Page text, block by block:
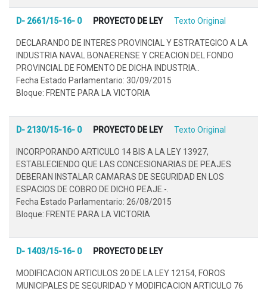
D- 2661/15-16- 0 PROYECTO DE LEY Texto Original
DECLARANDO DE INTERES PROVINCIAL Y ESTRATEGICO A LA
INDUSTRIA NAVAL BONAERENSE Y CREACION DEL FONDO
PROVINCIAL DE FOMENTO DE DICHA INDUSTRIA..
Fecha Estado Parlamentario: 30/09/2015
Bloque: FRENTE PARA LA VICTORIA
D- 2130/15-16- 0 PROYECTO DE LEY Texto Original
INCORPORANDO ARTICULO 14 BIS A LA LEY 13927,
ESTABLECIENDO QUE LAS CONCESIONARIAS DE PEAJES
DEBERAN INSTALAR CAMARAS DE SEGURIDAD EN LOS
ESPACIOS DE COBRO DE DICHO PEAJE.-.
Fecha Estado Parlamentario: 26/08/2015
Bloque: FRENTE PARA LA VICTORIA
D- 1403/15-16- 0 PROYECTO DE LEY
MODIFICACION ARTICULOS 20 DE LA LEY 12154, FOROS
MUNICIPALES DE SEGURIDAD Y MODIFICACION ARTICULO 76